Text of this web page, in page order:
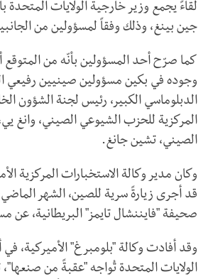
لقاءً يجمع وزير خارجية الولايات المتحدة
جين بينغ، وذلك وفقاً لمسؤولين من
كما صرّح أحد المسؤولين بأنّه من المتوقع
وجوده في بكين مسؤولين صينيين رفيعي
الدبلوماسي الكبير، رئيس لجنة الشؤون
المركزية للحزب الشيوعي الصيني، وانغ
الصيني، تشين جانغ.
وكان مدير وكالة الاستخبارات المركزية
قد أجرى زيارةً سرية للصين، الشهر
صحيفة "فايننشال تايمز" البريطانية، عن
وقد أفادت وكالة "بلومبرغ" الأميركية، في
الولايات المتحدة تُواجه "عقبةً من